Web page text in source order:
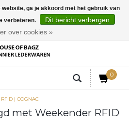
0
| COGNAC
met Weekender RFID
website, ga je akkoord met het gebruik van
verbeteren.
Dit bericht verbergen
over cookies »